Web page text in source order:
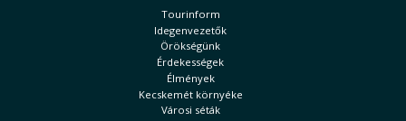
Tourinform
Idegenvezetők
Örökségünk
Érdekességek
Élmények
Kecskemét környéke
Városi séták